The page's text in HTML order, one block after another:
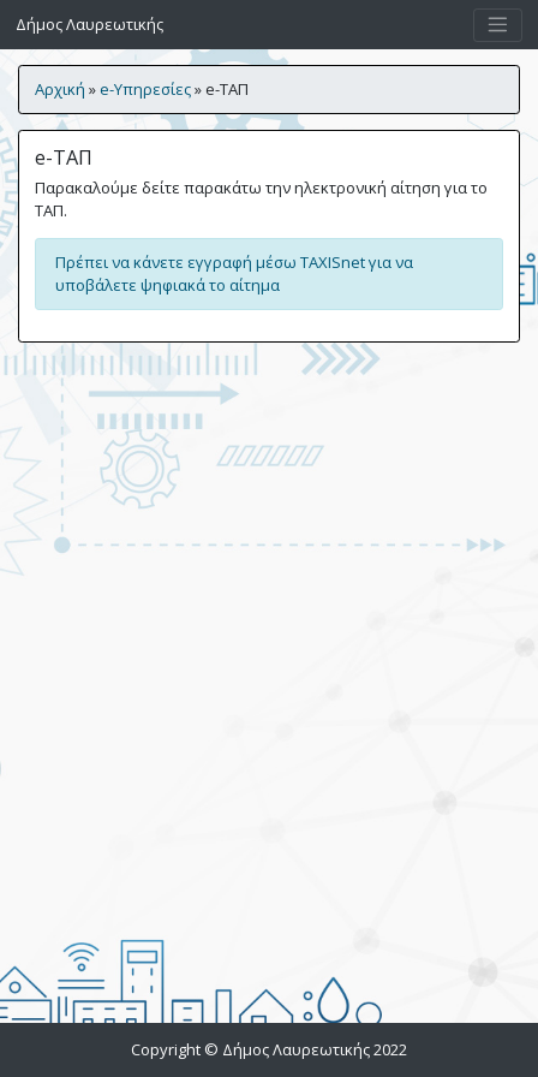
Δήμος Λαυρεωτικής
Αρχική »e-Υπηρεσίες»e-ΤΑΠ
e-ΤΑΠ
Παρακαλούμε δείτε παρακάτω την ηλεκτρονική αίτηση για το
ΤΑΠ.
Πρέπει να κάνετε εγγραφή μέσω TAXISnet για να
υποβάλετε ψηφιακά το αίτημα
Copyright © Δήμος Λαυρεωτικής 2022